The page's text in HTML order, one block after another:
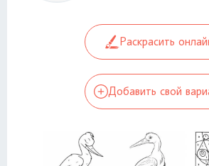
Раскрасить
Добавить свой